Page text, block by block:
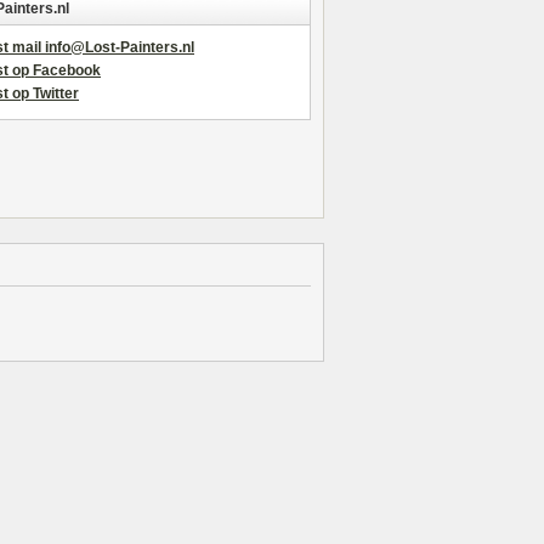
mail info@Lost-Painters.nl
op Facebook
op Twitter